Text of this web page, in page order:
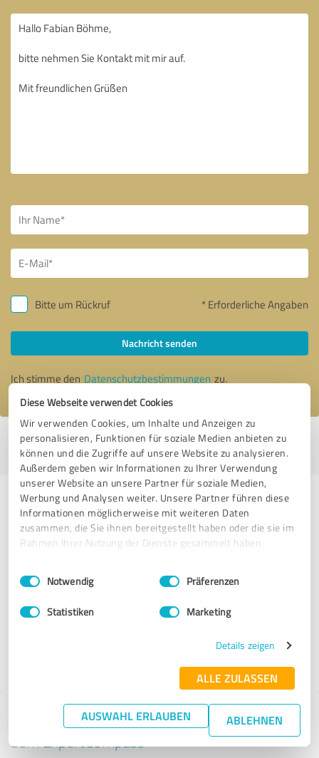
Diese Webseite verwendet Cookies
Wir verwenden Cookies, um Inhalte und Anzeigen zu
personalisieren, Funktionen für soziale Medien anbieten zu
können und die Zugriffe auf unsere Website zu analysieren.
Außerdem geben wir Informationen zu Ihrer Verwendung
unserer Website an unsere Partner für soziale Medien,
Werbung und Analysen weiter. Unsere Partner führen diese
Informationen möglicherweise mit weiteren Daten
zusammen, die Sie ihnen bereitgestellt haben oder die sie im
Rahmen Ihrer Nutzung der Dienste gesammelt haben.
Impressum Datenschutzbestimmungen
Einwilligungsauswahl
Notwendig Präferenzen
Statistiken Marketing
Details zeigen
ALLE ZULASSEN
AUSWAHL ERLAUBEN ABLEHNEN
Bitte um Rückruf * Erforderliche Angaben
Nachricht senden
Ich stimme den Datenschutzbestimmungen zu.
Profil aktiv seit 26.06.2017 |Letzte Aktualisierung: 29.05.2026|Profil
melden
Erfahrungen zu weiteren
Anbietern aus dem Bereich
Dienstleistungen
ASL Deutschland
Tipp: Die passenden Experten finden - mit
dem ExpertCompass